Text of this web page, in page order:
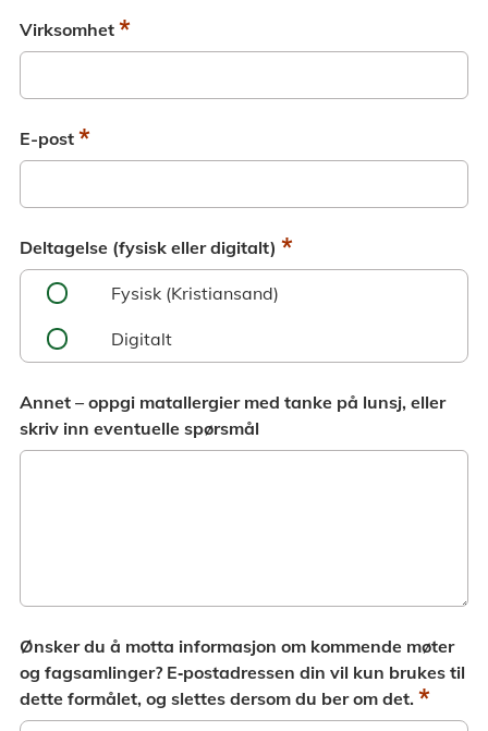
Virksomhet *
E-post *
Deltagelse (fysisk eller digitalt) *
Fysisk (Kristiansand)
Digitalt
Annet – oppgi matallergier med tanke på lunsj, eller
skriv inn eventuelle spørsmål
Ønsker du å motta informasjon om kommende møter
og fagsamlinger? E‑postadressen din vil kun brukes til
dette formålet, og slettes dersom du ber om det. *